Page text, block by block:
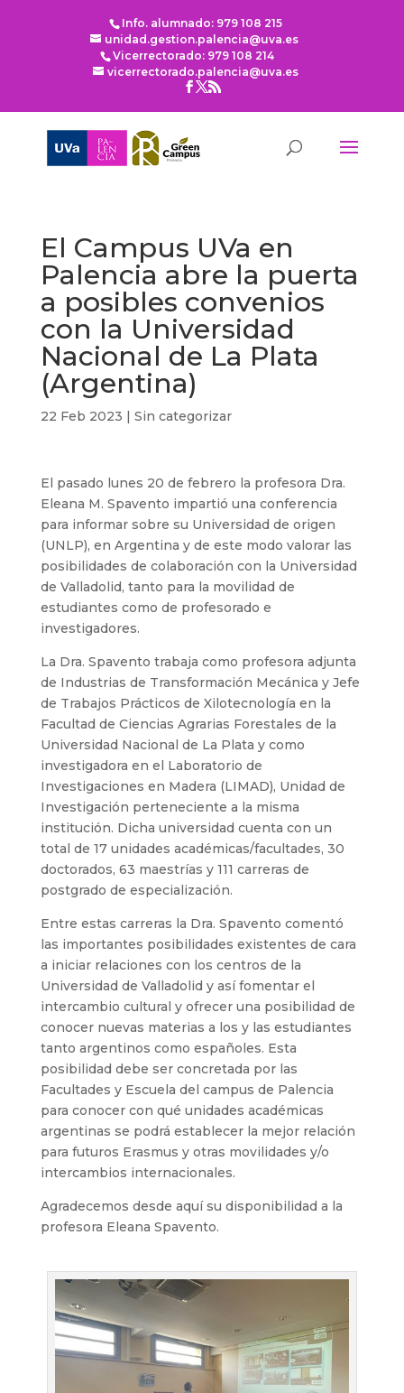
Info. alumnado: 979 108 215
unidad.gestion.palencia@uva.es
Vicerrectorado: 979 108 214
vicerrectorado.palencia@uva.es
El Campus UVa en
Palencia abre la puerta
a posibles convenios
con la Universidad
Nacional de La Plata
(Argentina)
22 Feb 2023 | Sin categorizar
El pasado lunes 20 de febrero la profesora Dra.
Eleana M. Spavento impartió una conferencia
para informar sobre su Universidad de origen
(UNLP), en Argentina y de este modo valorar las
posibilidades de colaboración con la Universidad
de Valladolid, tanto para la movilidad de
estudiantes como de profesorado e
investigadores.
La Dra. Spavento trabaja como profesora adjunta
de Industrias de Transformación Mecánica y Jefe
de Trabajos Prácticos de Xilotecnología en la
Facultad de Ciencias Agrarias Forestales de la
Universidad Nacional de La Plata y como
investigadora en el Laboratorio de
Investigaciones en Madera (LIMAD), Unidad de
Investigación perteneciente a la misma
institución. Dicha universidad cuenta con un
total de 17 unidades académicas/facultades, 30
doctorados, 63 maestrías y 111 carreras de
postgrado de especialización.
Entre estas carreras la Dra. Spavento comentó
las importantes posibilidades existentes de cara
a iniciar relaciones con los centros de la
Universidad de Valladolid y así fomentar el
intercambio cultural y ofrecer una posibilidad de
conocer nuevas materias a los y las estudiantes
tanto argentinos como españoles. Esta
posibilidad debe ser concretada por las
Facultades y Escuela del campus de Palencia
para conocer con qué unidades académicas
argentinas se podrá establecer la mejor relación
para futuros Erasmus y otras movilidades y/o
intercambios internacionales.
Agradecemos desde aquí su disponibilidad a la
profesora Eleana Spavento.